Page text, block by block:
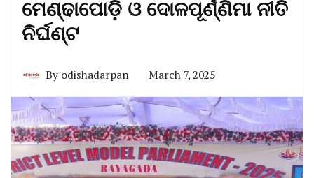
ମେଣ୍ଢାପୋଡ଼ି ଓ ଦୋଳପୂର୍ଣ୍ଣିମା ନୀତି
ନିର୍ଘଣ୍ଟ
By odishadarpan March 7, 2025